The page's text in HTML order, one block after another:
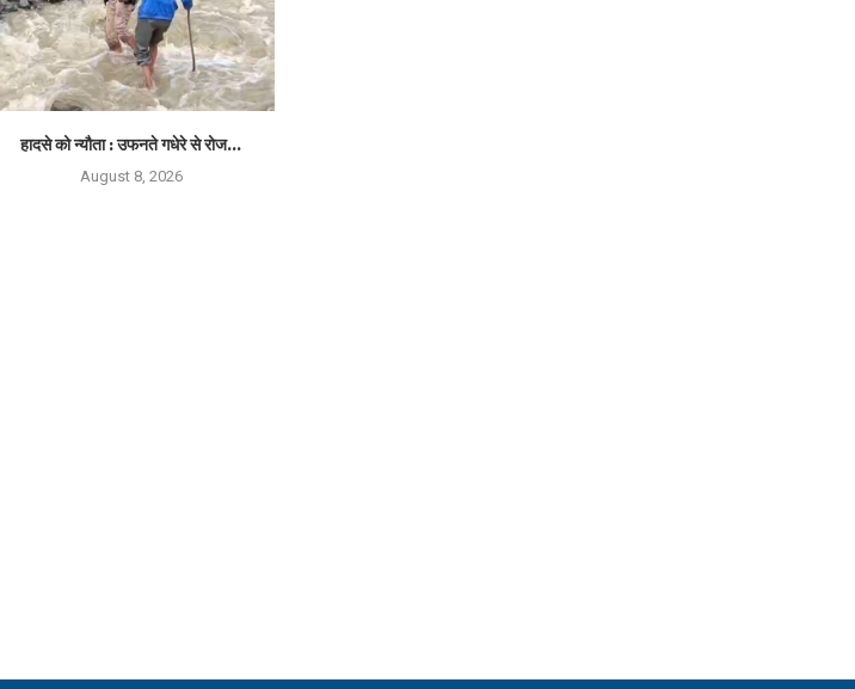
हादसे को न्यौता : उफनते गधेरे से रोज...
August 8, 2026